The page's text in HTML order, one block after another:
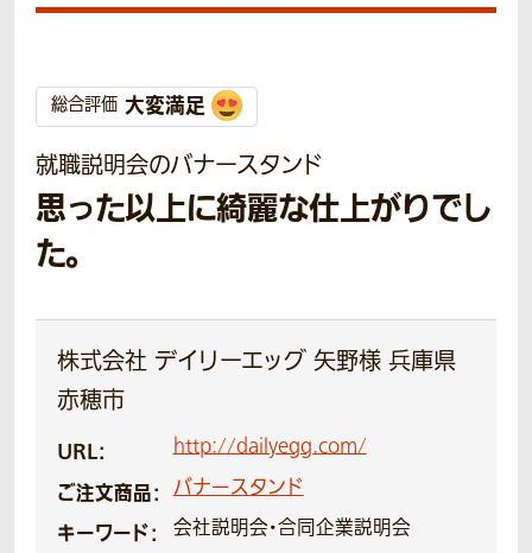
総合評価 大変満足
就職説明会のバナースタンド
思った以上に綺麗な仕上がりでし
た。
株式会社 デイリーエッグ 矢野様 兵庫県
赤穂市
URL： http://dailyegg.com/
ご注文商品： バナースタンド
キーワード： 会社説明会・合同企業説明会